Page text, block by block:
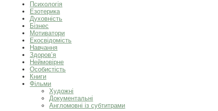
Психологія
Езотерика
Духовність
Бізнес
Мотиватори
Екосвідомість
Навчання
Здоров’я
Неймовірне
Особистість
Книги
Фільми
Художні
Документальні
Англомовні із субтитрами